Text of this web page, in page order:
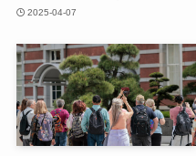
2025-04-07